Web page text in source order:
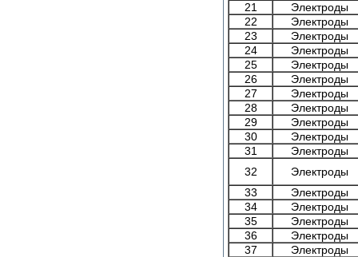
21
Электроды
22
Электроды
23
Электроды
24
Электроды
25
Электроды
26
Электроды
27
Электроды
28
Электроды
29
Электроды
30
Электроды
31
Электроды
32
Электроды
33
Электроды
34
Электроды
35
Электроды
36
Электроды
37
Электроды